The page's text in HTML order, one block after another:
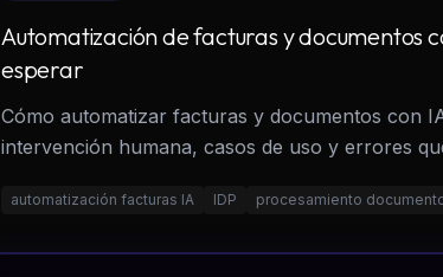
Automatización de facturas y documentos
esperar
Cómo automatizar facturas y documentos con
intervención humana, casos de uso y errores
automatización facturas IA IDP procesamiento